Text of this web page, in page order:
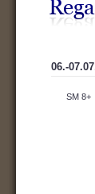
06.-
SM 8+